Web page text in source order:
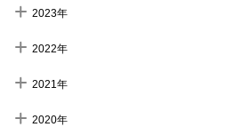
2023年
2022年
2021年
2020年